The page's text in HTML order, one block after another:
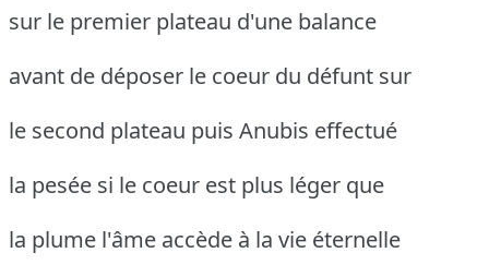
sur le premier plateau d'une balance
avant de déposer le coeur du défunt sur
le second plateau puis Anubis effectué
la pesée si le coeur est plus léger que
la plume l'âme accède à la vie éternelle